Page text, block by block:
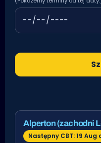
Alperton (zachodni